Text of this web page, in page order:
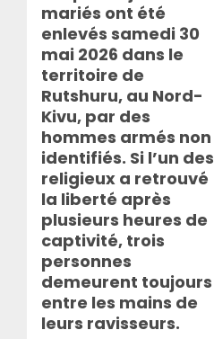
mariés ont été
enlevés samedi 30
mai 2026 dans le
territoire de
Rutshuru, au Nord-
Kivu, par des
hommes armés non
identifiés. Si l’un des
religieux a retrouvé
la liberté après
plusieurs heures de
captivité, trois
personnes
demeurent toujours
entre les mains de
leurs ravisseurs.